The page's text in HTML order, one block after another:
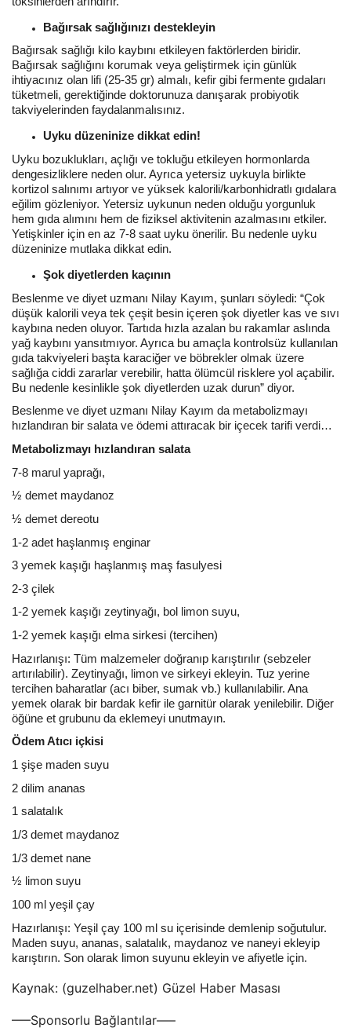
Bağırsak sağlığınızı destekleyin
Bağırsak sağlığı kilo kaybını etkileyen faktörlerden biridir.
Bağırsak sağlığını korumak veya geliştirmek için günlük
ihtiyacınız olan lifi (25-35 gr) almalı, kefir gibi fermente gıdaları
tüketmeli, gerektiğinde doktorunuza danışarak probiyotik
takviyelerinden faydalanmalısınız.
Uyku düzeninize dikkat edin!
Uyku bozuklukları, açlığı ve tokluğu etkileyen hormonlarda
dengesizliklere neden olur. Ayrıca yetersiz uykuyla birlikte
kortizol salınımı artıyor ve yüksek kalorili/karbonhidratlı gıdalara
eğilim gözleniyor. Yetersiz uykunun neden olduğu yorgunluk
hem gıda alımını hem de fiziksel aktivitenin azalmasını etkiler.
Yetişkinler için en az 7-8 saat uyku önerilir. Bu nedenle uyku
düzeninize mutlaka dikkat edin.
Şok diyetlerden kaçının
Beslenme ve diyet uzmanı Nilay Kayım, şunları söyledi: “Çok
düşük kalorili veya tek çeşit besin içeren şok diyetler kas ve sıvı
kaybına neden oluyor. Tartıda hızla azalan bu rakamlar aslında
yağ kaybını yansıtmıyor. Ayrıca bu amaçla kontrolsüz kullanılan
gıda takviyeleri başta karaciğer ve böbrekler olmak üzere
sağlığa ciddi zararlar verebilir, hatta ölümcül risklere yol açabilir.
Bu nedenle kesinlikle şok diyetlerden uzak durun” diyor.
Beslenme ve diyet uzmanı Nilay Kayım da metabolizmayı
hızlandıran bir salata ve ödemi attıracak bir içecek tarifi verdi…
Metabolizmayı hızlandıran salata
7-8 marul yaprağı,
½ demet maydanoz
½ demet dereotu
1-2 adet haşlanmış enginar
3 yemek kaşığı haşlanmış maş fasulyesi
2-3 çilek
1-2 yemek kaşığı zeytinyağı, bol limon suyu,
1-2 yemek kaşığı elma sirkesi (tercihen)
Hazırlanışı: Tüm malzemeler doğranıp karıştırılır (sebzeler
artırılabilir). Zeytinyağı, limon ve sirkeyi ekleyin. Tuz yerine
tercihen baharatlar (acı biber, sumak vb.) kullanılabilir. Ana
yemek olarak bir bardak kefir ile garnitür olarak yenilebilir. Diğer
öğüne et grubunu da eklemeyi unutmayın.
Ödem Atıcı içkisi
1 şişe maden suyu
2 dilim ananas
1 salatalık
1/3 demet maydanoz
1/3 demet nane
½ limon suyu
100 ml yeşil çay
Hazırlanışı: Yeşil çay 100 ml su içerisinde demlenip soğutulur.
Maden suyu, ananas, salatalık, maydanoz ve naneyi ekleyip
karıştırın. Son olarak limon suyunu ekleyin ve afiyetle için.
Kaynak: (guzelhaber.net) Güzel Haber Masası
—–Sponsorlu Bağlantılar—–